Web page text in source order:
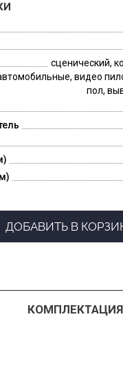
сценический,
видео
пол,
ДОБАВИТЬ В
КОМПЛЕКТАЦИЯ